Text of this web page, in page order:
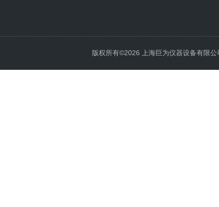
版权所有©2026 上海巨为仪器设备有限